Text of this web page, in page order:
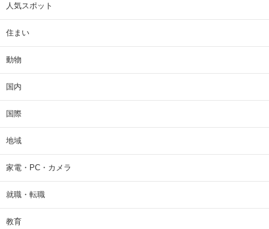
人気スポット
住まい
動物
国内
国際
地域
家電・PC・カメラ
就職・転職
教育